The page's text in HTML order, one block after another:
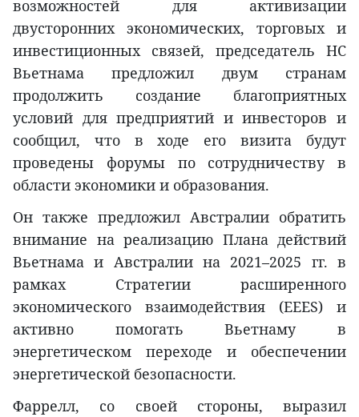
возможностей для активизации
двусторонних экономических, торговых и
инвестиционных связей, председатель НС
Вьетнама предложил двум странам
продолжить создание благоприятных
условий для предприятий и инвесторов и
сообщил, что в ходе его визита будут
проведены форумы по сотрудничеству в
области экономики и образования.
Он также предложил Австралии обратить
внимание на реализацию Плана действий
Вьетнама и Австралии на 2021–2025 гг. в
рамках Стратегии расширенного
экономического взаимодействия (EEES) и
активно помогать Вьетнаму в
энергетическом переходе и обеспечении
энергетической безопасности.
Фаррелл, со своей стороны, выразил